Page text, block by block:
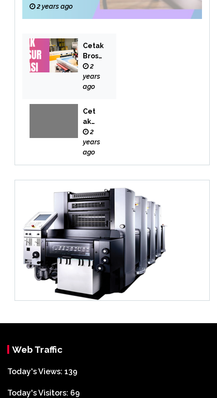
2 years ago
Cetak
Brosu
r
Bekas
i
2
years
ago
Cet
ak
Buk
u
Bek
2
years
ago
Web Traffic
Today's Views: 139
Today's Visitors: 69